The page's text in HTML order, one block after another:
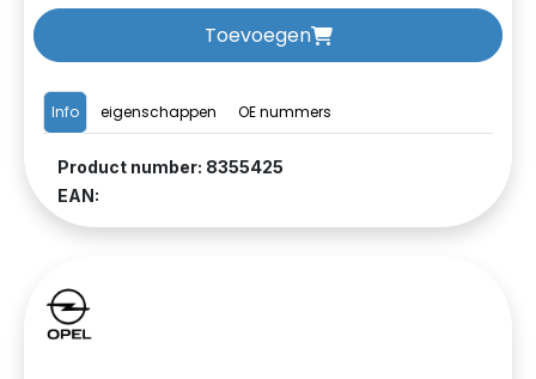
Info eigenschappen OE nummers
Product number: 8355425
EAN:
Toevoegen